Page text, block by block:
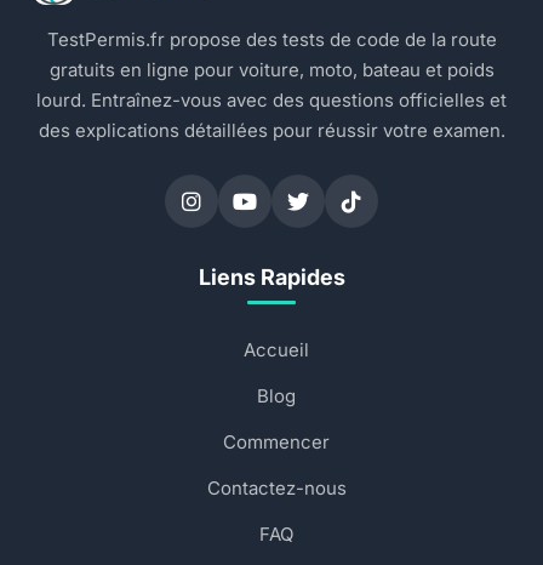
TestPermis.fr propose des tests de code de la route
gratuits en ligne pour voiture, moto, bateau et poids
lourd. Entraînez-vous avec des questions officielles et
des explications détaillées pour réussir votre examen.
Liens Rapides
Accueil
Blog
Commencer
Contactez-nous
FAQ